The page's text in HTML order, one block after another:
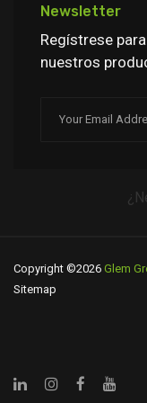
Newsletter
Regístrese
nuestros
Copyright ©2026 Glem
Sitemap